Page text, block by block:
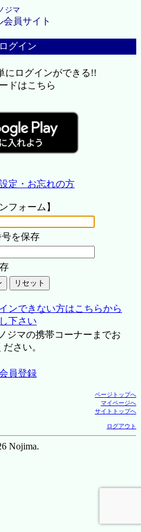
ジマ
会員サイト
グイン
にログインができる!!
ドはこちら
定・お忘れの方
フォーム】
号を保存
ンできない方はこちらから
下さい
ジマの携帯コーナーまでお
さい。
員登録
ページトップへ
マイページへ
サイトトップへ
ログアウト
Nojima.